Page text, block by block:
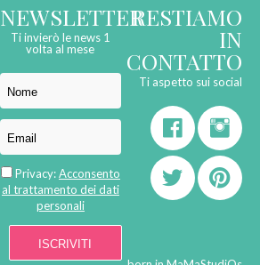
NEWSLETTER
Ti invierò le news 1
volta al mese
Privacy:Acconsento
al trattamento dei dati
personali
RESTIAMO
IN
CONTATTO
Ti aspetto sui social